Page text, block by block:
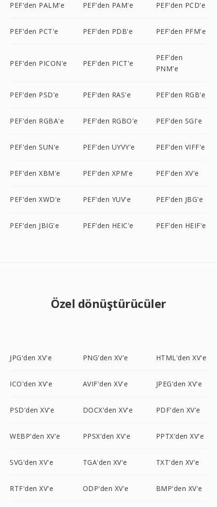
PEF'den PALM'e PEF'den PAM'e PEF'den PCD'e
PEF'den PCT'e PEF'den PDB'e PEF'den PFM'e
PEF'den PICON'e PEF'den PICT'e
PEF'den
PNM'e
PEF'den PSD'e PEF'den RAS'e PEF'den RGB'e
PEF'den RGBA'e PEF'den RGBO'e PEF'den SGI'e
PEF'den SUN'e PEF'den UYVY'e PEF'den VIFF'e
PEF'den XBM'e PEF'den XPM'e PEF'den XV'e
PEF'den XWD'e PEF'den YUV'e PEF'den JBG'e
PEF'den JBIG'e PEF'den HEIC'e PEF'den HEIF'e
Özel dönüştürücüler
JPG'den XV'e PNG'den XV'e HTML'den XV'e
ICO'den XV'e AVIF'den XV'e JPEG'den XV'e
PSD'den XV'e DOCX'den XV'e PDF'den XV'e
WEBP'den XV'e PPSX'den XV'e PPTX'den XV'e
SVG'den XV'e TGA'den XV'e TXT'den XV'e
RTF'den XV'e ODP'den XV'e BMP'den XV'e